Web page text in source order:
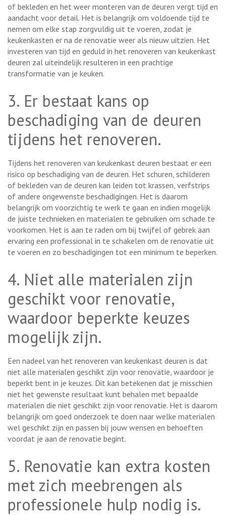
of bekleden en het weer monteren van de deuren vergt tijd en
aandacht voor detail. Het is belangrijk om voldoende tijd te
nemen om elke stap zorgvuldig uit te voeren, zodat je
keukenkasten er na de renovatie weer als nieuw uitzien. Het
investeren van tijd en geduld in het renoveren van keukenkast
deuren zal uiteindelijk resulteren in een prachtige
transformatie van je keuken.
3. Er bestaat kans op
beschadiging van de deuren
tijdens het renoveren.
Tijdens het renoveren van keukenkast deuren bestaat er een
risico op beschadiging van de deuren. Het schuren, schilderen
of bekleden van de deuren kan leiden tot krassen, verfstrips
of andere ongewenste beschadigingen. Het is daarom
belangrijk om voorzichtig te werk te gaan en indien mogelijk
de juiste technieken en materialen te gebruiken om schade te
voorkomen. Het is aan te raden om bij twijfel of gebrek aan
ervaring een professional in te schakelen om de renovatie uit
te voeren en zo beschadigingen tot een minimum te beperken.
4. Niet alle materialen zijn
geschikt voor renovatie,
waardoor beperkte keuzes
mogelijk zijn.
Een nadeel van het renoveren van keukenkast deuren is dat
niet alle materialen geschikt zijn voor renovatie, waardoor je
beperkt bent in je keuzes. Dit kan betekenen dat je misschien
niet het gewenste resultaat kunt behalen met bepaalde
materialen die niet geschikt zijn voor renovatie. Het is daarom
belangrijk om goed onderzoek te doen naar welke materialen
wel geschikt zijn en passen bij jouw wensen en behoeften
voordat je aan de renovatie begint.
5. Renovatie kan extra kosten
met zich meebrengen als
professionele hulp nodig is.